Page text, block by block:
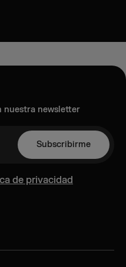
newsletter
de privacidad